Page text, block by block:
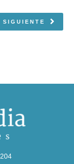
SIGUIENTE